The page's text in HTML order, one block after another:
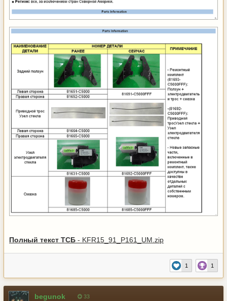
Полный текст ТСБ - KFR15_91_P161_UM.zip
1 1
begunok 33